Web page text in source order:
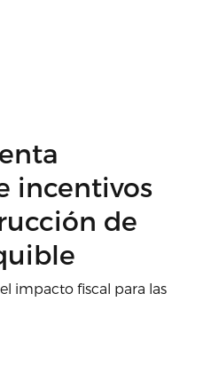
incentivos
de
impacto fiscal para las